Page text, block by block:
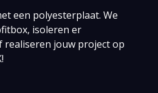
een polyesterplaat. We
isoleren er
realiseren jouw project op